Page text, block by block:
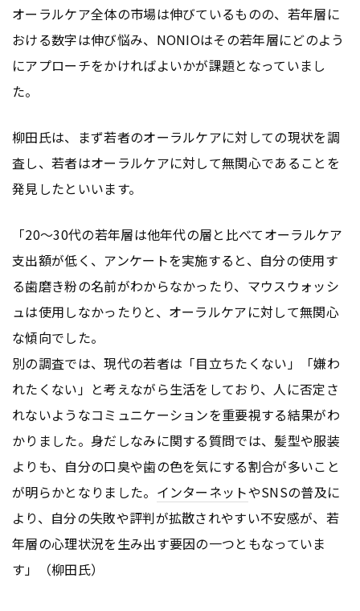
オーラルケア全体の市場は伸びているものの、若年層に
おける数字は伸び悩み、NONIOはその若年層にどのよう
にアプローチをかければよいかが課題となっていまし
た。
柳田氏は、まず若者のオーラルケアに対しての現状を調
査し、若者はオーラルケアに対して無関心であることを
発見したといいます。
「20〜30代の若年層は他年代の層と比べてオーラルケア
支出額が低く、アンケートを実施すると、自分の使用す
る歯磨き粉の名前がわからなかったり、マウスウォッシ
ュは使用しなかったりと、オーラルケアに対して無関心
な傾向でした。
別の調査では、現代の若者は「目立ちたくない」「嫌わ
れたくない」と考えながら生活をしており、人に否定さ
れないようなコミュニケーションを重要視する結果がわ
かりました。身だしなみに関する質問では、髪型や服装
よりも、自分の口臭や歯の色を気にする割合が多いこと
が明らかとなりました。 インターネットやSNSの普及に
より、自分の失敗や評判が拡散されやすい不安感が、若
年層の心理状況を生み出す要因の一つともなっていま
す」（柳田氏）